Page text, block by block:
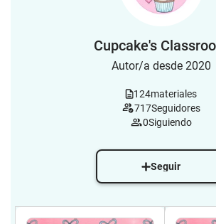
Cupcake's
Autor/a desde 2020
124materiales
717Seguidores
0Siguiendo
Seguir